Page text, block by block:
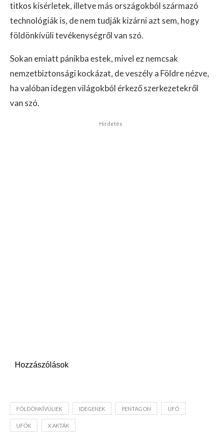
titkos kísérletek, illetve más országokból származó
technológiák is, de nem tudják kizárni azt sem, hogy
földönkívüli tevékenységről van szó.
Sokan emiatt pánikba estek, mivel ez nemcsak
nemzetbiztonsági kockázat, de veszély a Földre nézve,
ha valóban idegen világokból érkező szerkezetekről
van szó.
Hirdetés
Hozzászólások
FÖLDÖNKÍVÜLIEK IDEGENEK PENTAGON UFÓ
UFÓK X AKTÁK